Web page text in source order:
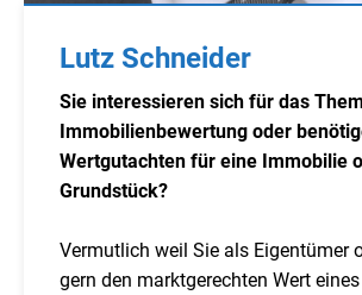
Lutz Schneider
Sie interessieren sich für das
Immobilienbewertung oder
Wertgutachten für eine Immobilie
Grundstück?
Vermutlich weil Sie als Eigentümer
gern den marktgerechten Wert